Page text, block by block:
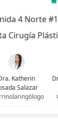
4 Norte
Katherin
Salazar